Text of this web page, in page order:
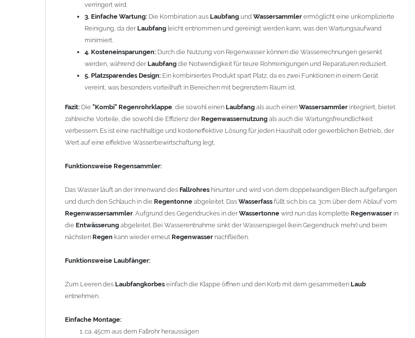
Das Wasser läuft an der Innenwand desFallrohreshinunter und wird von dem doppelwandigen Blech aufgefangen
und durch den Schlauch in dieRegentonneabgeleitet. Das Wasserfassfüllt sich bis ca. 3cm über dem Ablauf vom
Regenwassersammler
Entwässerungabgeleitet. Bei Wasserentnahme sinkt der Wasserspiegel (kein Gegendruck mehr) und beim nächsten
kann wieder erneutRegenwassernachfließen.
Funktionsweise Laubfänger:
Zum Leeren desLaubfangkorbeseinfach die Klappe öffnen und den Korb mit dem gesammeltenLaubentnehmen.
Einfache Montage:
ca. 45cm aus dem Fallrohr heraussägen
FERTIG!
Einbautipps:
Der nachträgliche Einbau ist problemlos. Durch einfaches Heraussägen eines ca. 45cm langen Teilstücks lässt sich
Fallrohrklappe "Kombi"leicht in bereits vorhandeneFallrohreeinsetzen. DieFallrohrklappe "Kombi"hat oben eine
weite Seite und passt auf das normale Fallrohr. Unten ist dieWasserklappe
Einbauhinweis (siehe -> Allgemeine Hinweise).
Um die Standsicherheit vonder Regenrohrklappezu gewährleisten, können in Abhängigkeit der vorhandenen
Rohrbefestigungen ggf. ein bis zwei weitere Rohrschellen notwendig werden.
Technische Informationen:
verringert wird.
3. Einfache Wartung: Die Kombination aus Laubfang und Wassersammler ermöglicht eine unkomplizierte
Reinigung, da der Laubfang leicht entnommen und gereinigt werden kann, was den Wartungsaufwand
minimiert.
4. Kosteneinsparungen: Durch die Nutzung von Regenwasser können die Wasserrechnungen gesenkt
werden, während der Laubfang die Notwendigkeit für teure Rohrreinigungen und Reparaturen reduziert.
5. Platzsparendes Design: Ein kombiniertes Produkt spart Platz, da es zwei Funktionen in einem Gerät
vereint, was besonders vorteilhaft in Bereichen mit begrenztem Raum ist.
Fazit: Die "Kombi" Regenrohrklappe , die sowohl einen Laubfang als auch einen Wassersammler integriert, bietet
zahlreiche Vorteile, die sowohl die Effizienz der Regenwassernutzung als auch die Wartungsfreundlichkeit
verbessern. Es ist eine nachhaltige und kosteneffektive Lösung für jeden Haushalt oder gewerblichen Betrieb, der
Wert auf eine effektive Wasserbewirtschaftung legt.
Funktionsweise Regensammler:
Das Wasser läuft an der Innenwand des Fallrohres hinunter und wird von dem doppelwandigen Blech aufgefangen
und durch den Schlauch in die Regentonne abgeleitet. Das Wasserfass füllt sich bis ca. 3cm über dem Ablauf vom
Regenwassersammler . Aufgrund des Gegendruckes in derWassertonne wird nun das komplette Regenwasser in
die Entwässerung abgeleitet. Bei Wasserentnahme sinkt der Wasserspiegel (kein Gegendruck mehr) und beim
nächsten Regen kann wieder erneut Regenwasser nachfließen.
Funktionsweise Laubfänger:
Zum Leeren des Laubfangkorbes einfach die Klappe öffnen und den Korb mit dem gesammelten Laub
entnehmen.
Einfache Montage:
ca. 45cm aus dem Fallrohr heraussägen